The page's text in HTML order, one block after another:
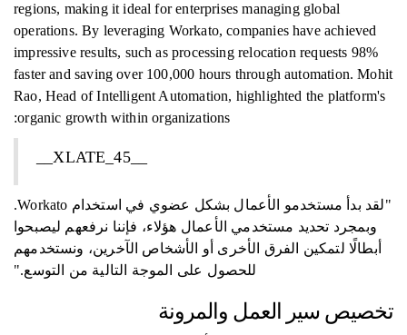
regions, making it ideal for enterprises managing global
operations. By leveraging Workato, companies have achieved
impressive results, such as processing relocation requests 98%
faster and saving over 100,000 hours through automation. Mohit
Rao, Head of Intelligent Automation, highlighted the platform's
organic growth within organizations:
__XLATE_45__
"لقد بدأ مستخدمو الأعمال بشكل عضوي في استخدام Workato.
وبمجرد تحديد مستخدمي الأعمال هؤلاء، فإننا نرفعهم ليصبحوا
أبطالًا لتمكين الفرق الأخرى أو الأشخاص الآخرين، ونستخدمهم
للحصول على الموجة التالية من التوسع."
تخصيص سير العمل والمرونة